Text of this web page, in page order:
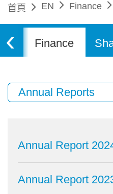
首頁 EN Finance
Finance
‹
Annual Report
Annual Report